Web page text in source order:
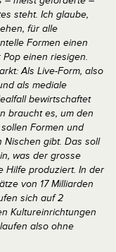
steht. Ich glaube,
für alle
Formen einen
einen riesigen.
Als Live-Form, also
als mediale
bewirtschaftet
braucht es, um den
Formen und
Nischen gibt. Das soll
was der grosse
Hilfe produziert. In der
von 17 Milliarden
sich auf 2
Kultureinrichtungen
also ohne